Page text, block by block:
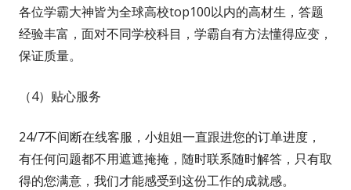
各位学霸大神皆为全球高校top100以内的高材生，答题
经验丰富，面对不同学校科目，学霸自有方法懂得应变，
保证质量。
（4）贴心服务
24/7不间断在线客服，小姐姐一直跟进您的订单进度，
有任何问题都不用遮遮掩掩，随时联系随时解答，只有取
得的您满意，我们才能感受到这份工作的成就感。